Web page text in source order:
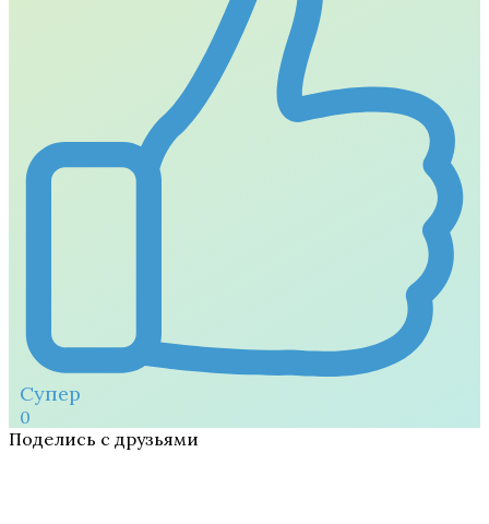
Супер
0
Поделись с друзьями